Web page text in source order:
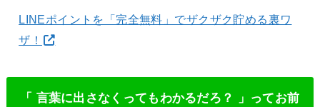
LINEポイントを「完全無料」でザクザク貯める裏ワ
ザ！
「 言葉に出さなくってもわかるだろ？ 」ってお前